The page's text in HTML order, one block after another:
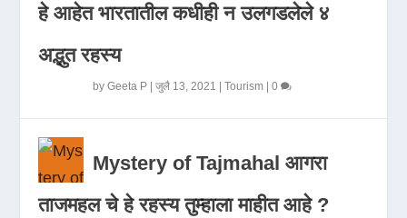
हे आहेत भारतातील कधीही न उलगडलेले ४
अद्भुत रहस्य
byGeeta P |जुलै 13, 2021 |Tourism |0
Mystery of Tajmahal आगरा
ताजमहल चे हे रहस्य तुम्हाला माहीत आहे ?